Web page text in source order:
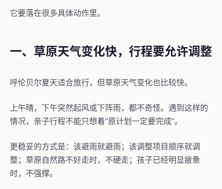
它要落在很多具体动作里。
一、草原天气变化快，行程要允许调整
呼伦贝尔夏天适合旅行，但草原天气变化也比较快。
上午晴，下午突然起风或下阵雨，都不奇怪。遇到这样的
情况，亲子行程不能只想着“原计划一定要完成”。
更稳妥的方式是：该避雨就避雨；该调整项目顺序就调
整；草原自然路不好走时，不硬走；孩子已经明显疲惫
时，不强撑。